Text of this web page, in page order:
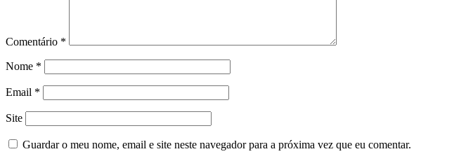
Comentário *
Nome *
Email *
Site
Guardar o meu nome, email e site neste navegador para a próxima vez que eu comentar.